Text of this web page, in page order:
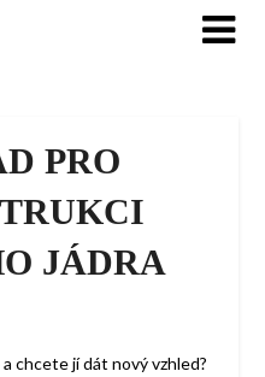
PRO
JÁDRA
chcete jí dát nový vzhled?